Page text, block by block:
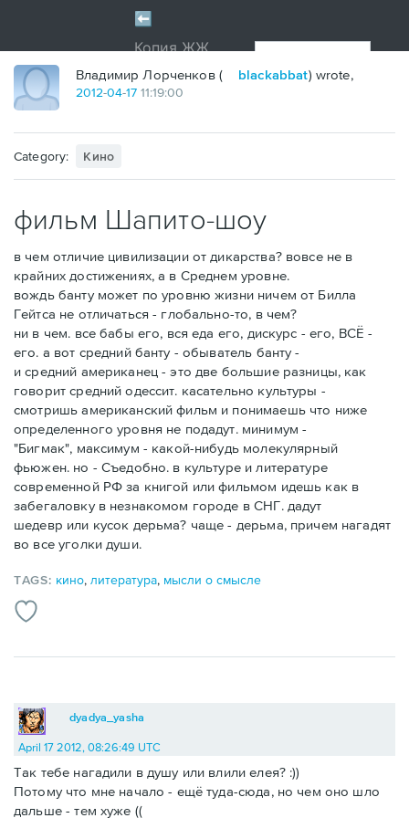
Владимир Лорченков ( blackabbat) wrote,
2012-04-17 11:19:00
Category: Кино
фильм Шапито-шоу
в чем отличие цивилизации от дикарства? вовсе не в
крайних достижениях, а в Среднем уровне.
вождь банту может по уровню жизни ничем от Билла
Гейтса не отличаться - глобально-то, в чем?
ни в чем. все бабы его, вся еда его, дискурс - его, ВСЁ -
его. а вот средний банту - обыватель банту -
и средний американец - это две большие разницы, как
говорит средний одессит. касательно культуры -
смотришь американский фильм и понимаешь что ниже
определенного уровня не подадут. минимум -
"Бигмак", максимум - какой-нибудь молекулярный
фьюжен. но - Съедобно. в культуре и литературе
современной РФ за книгой или фильмом идешь как в
забегаловку в незнакомом городе в СНГ. дадут
шедевр или кусок дерьма? чаще - дерьма, причем нагадят
во все уголки души.
TAGS: кино,литература, мысли о смысле
dyadya_yasha
April 17 2012, 08:26:49 UTC
Так тебе нагадили в душу или влили елея? :))
Потому что мне начало - ещё туда-сюда, но чем оно шло
дальше - тем хуже ((